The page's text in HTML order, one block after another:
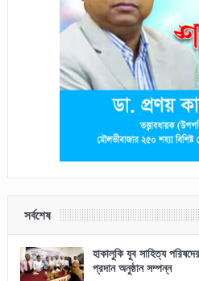
সর্বশেষ
হাকালুকি যুব সাহিত্য
প্রদান অনুষ্ঠান সম্পন্ন